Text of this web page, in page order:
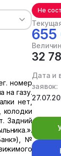
номер
на газу.
нет,
колодки
Задний
№
Не
655
32
Дата и
заявок: